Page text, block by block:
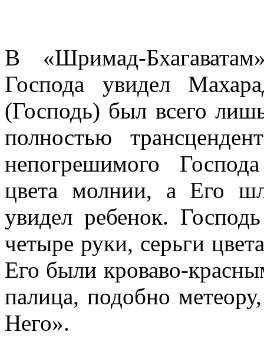
В «Шримад-
Господа увидел
(Господь) был всего
полностью
непогрешимого
цвета молнии, а Его
увидел ребенок.
четыре руки, серьги
Его были кроваво-
палица, подобно
Него».